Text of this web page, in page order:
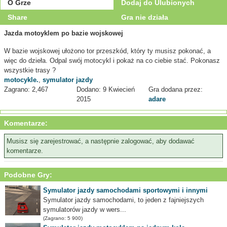
O Grze
Dodaj do Ulubionych
Share
Gra nie działa
Jazda motoyklem po bazie wojskowej
W bazie wojskowej ułożono tor przeszkód, który ty musisz pokonać, a
więc do dzieła. Odpal swój motocykl i pokaż na co ciebie stać. Pokonasz
wszystkie trasy ?
motocykle., symulator jazdy
Zagrano: 2,467
Dodano: 9 Kwiecień
2015
Gra dodana przez:
adare
Komentarze:
Musisz się zarejestrować, a następnie zalogować, aby dodawać
komentarze.
Podobne Gry:
Symulator jazdy samochodami sportowymi i innymi
Symulator jazdy samochodami, to jeden z fajniejszych
symulatorów jazdy w wers...
(Zagrano: 5 900)